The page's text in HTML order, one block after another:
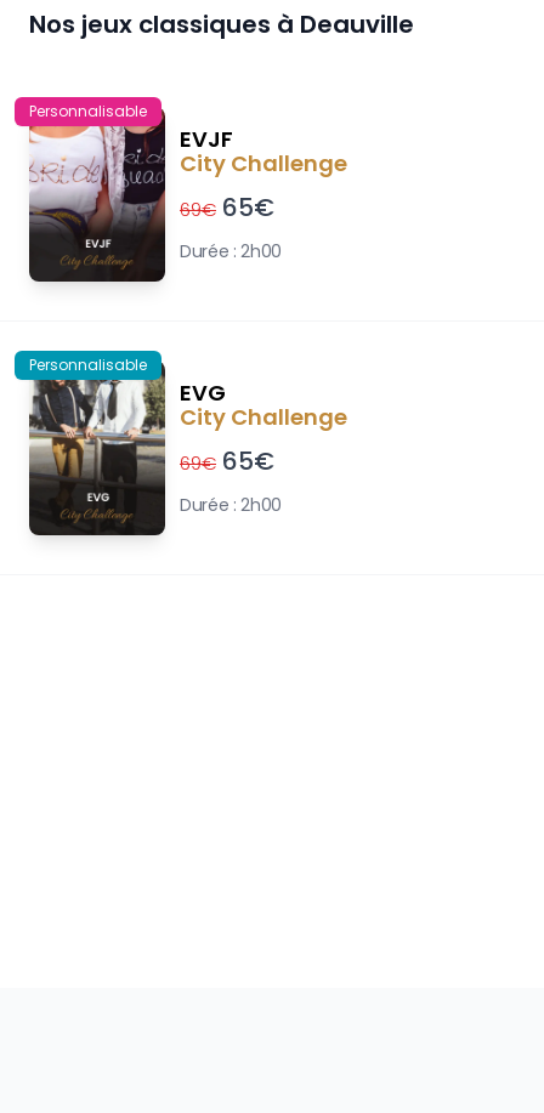
Nos jeux classiques à Deauville
Personnalisable
EVJF
City Challenge
69€ 65€
Durée :2h00
Personnalisable
EVG
City Challenge
69€ 65€
Durée :2h00